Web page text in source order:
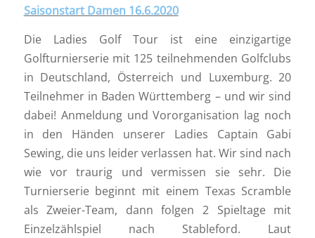
Saisonstart Damen 16.6.2020
Die Ladies Golf Tour ist eine einzigartige
Golfturnierserie mit 125 teilnehmenden Golfclubs
in Deutschland, Österreich und Luxemburg. 20
Teilnehmer in Baden Württemberg – und wir sind
dabei! Anmeldung und Vororganisation lag noch
in den Händen unserer Ladies Captain Gabi
Sewing, die uns leider verlassen hat. Wir sind nach
wie vor traurig und vermissen sie sehr. Die
Turnierserie beginnt mit einem Texas Scramble
als Zweier-Team, dann folgen 2 Spieltage mit
Einzelzählspiel nach Stableford. Laut